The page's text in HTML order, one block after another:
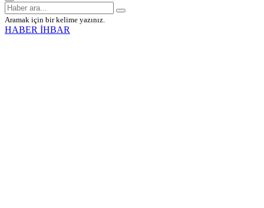
Aramak için bir kelime yazınız.
HABER İHBAR